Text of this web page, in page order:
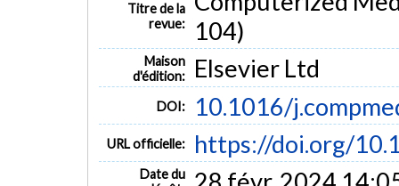
Titre de la
revue:
104)
Maison
d'édition:
Elsevier Ltd
DOI: 10.1016/
URL officielle: https://doi.org/
Date du